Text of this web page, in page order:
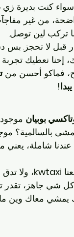
كنت بديرة زي
واضحة، من غير
لين توصل.
قبل لا تحجز. بس
إحنا نعطيك
فماكو أحسن من
تاكسي بوبيان
بالسالمية؟
عندنا شاملة،
kwtaxi، ولا
شي جاهز، تقدر
يمشي معاك وين